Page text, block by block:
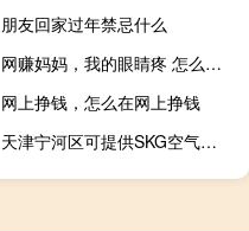
朋友回家过年禁忌什么
网赚妈妈，我的眼睛疼 怎么办 还有电脑天天玩想网赚 因为我爸...
网上挣钱，怎么在网上挣钱
天津宁河区可提供SKG空气净化器维修服务地址在哪